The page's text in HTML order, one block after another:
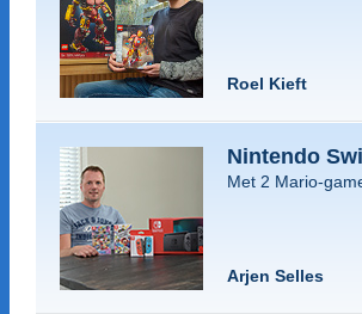
Roel Kieft
Nintendo
Met 2 Mario-
Arjen Selles